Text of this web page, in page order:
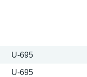
U-695
U-695